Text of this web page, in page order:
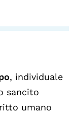
, individuale
sancito
umano